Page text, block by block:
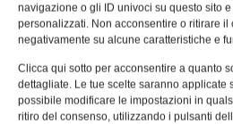
navigazione o gli ID univoci su questo sito
personalizzati. Non acconsentire o ritirare il
negativamente su alcune caratteristiche e
Clicca qui sotto per acconsentire a quanto
dettagliate. Le tue scelte saranno applicate
possibile modificare le impostazioni in
ritiro del consenso, utilizzando i pulsanti
ARTICOLI